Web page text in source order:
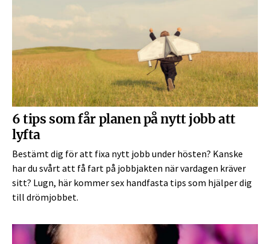
6 tips som får planen på nytt jobb att
lyfta
Bestämt dig för att fixa nytt jobb under hösten? Kanske
har du svårt att få fart på jobbjakten när vardagen kräver
sitt? Lugn, här kommer sex handfasta tips som hjälper dig
till drömjobbet.